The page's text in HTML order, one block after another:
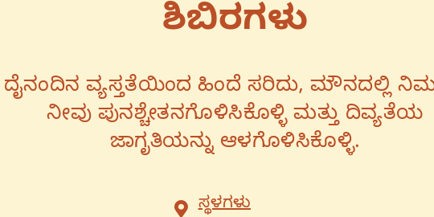
ಶಿಬಿರಗಳು
ದೈನಂದಿನ ವ್ಯಸ್ತತೆಯಿಂದ ಹಿಂದೆ ಸರಿದು, ಮೌನದಲ್ಲಿ
ನೀವು ಪುನಶ್ಚೇತನಗೊಳಿಸಿಕೊಳ್ಳಿ ಮತ್ತು ದಿವ್ಯತೆಯ
ಜಾಗೃತಿಯನ್ನು ಆಳಗೊಳಿಸಿಕೊಳ್ಳಿ.
ಸ್ಥಳಗಳು